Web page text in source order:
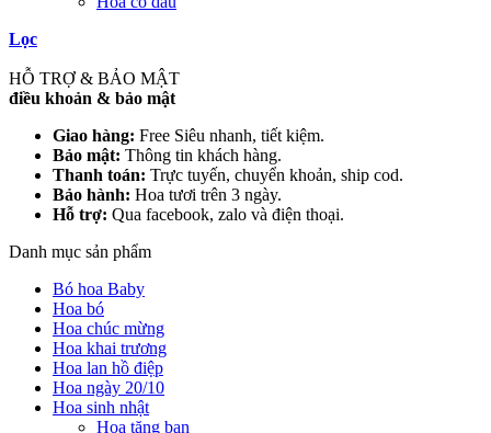
Lọc
HỖ TRỢ & BẢO MẬT
điều khoản & bảo mật
Giao hàng: Free Siêu nhanh, tiết kiệm.
Bảo mật: Thông tin khách hàng.
Thanh toán: Trực tuyến, chuyển khoản, ship cod.
Bảo hành: Hoa tươi trên 3 ngày.
Hỗ trợ: Qua facebook, zalo và điện thoại.
Danh mục sản phẩm
Bó hoa Baby
Hoa bó
Hoa chúc mừng
Hoa khai trương
Hoa lan hồ điệp
Hoa ngày 20/10
Hoa sinh nhật
Hoa tặng bạn